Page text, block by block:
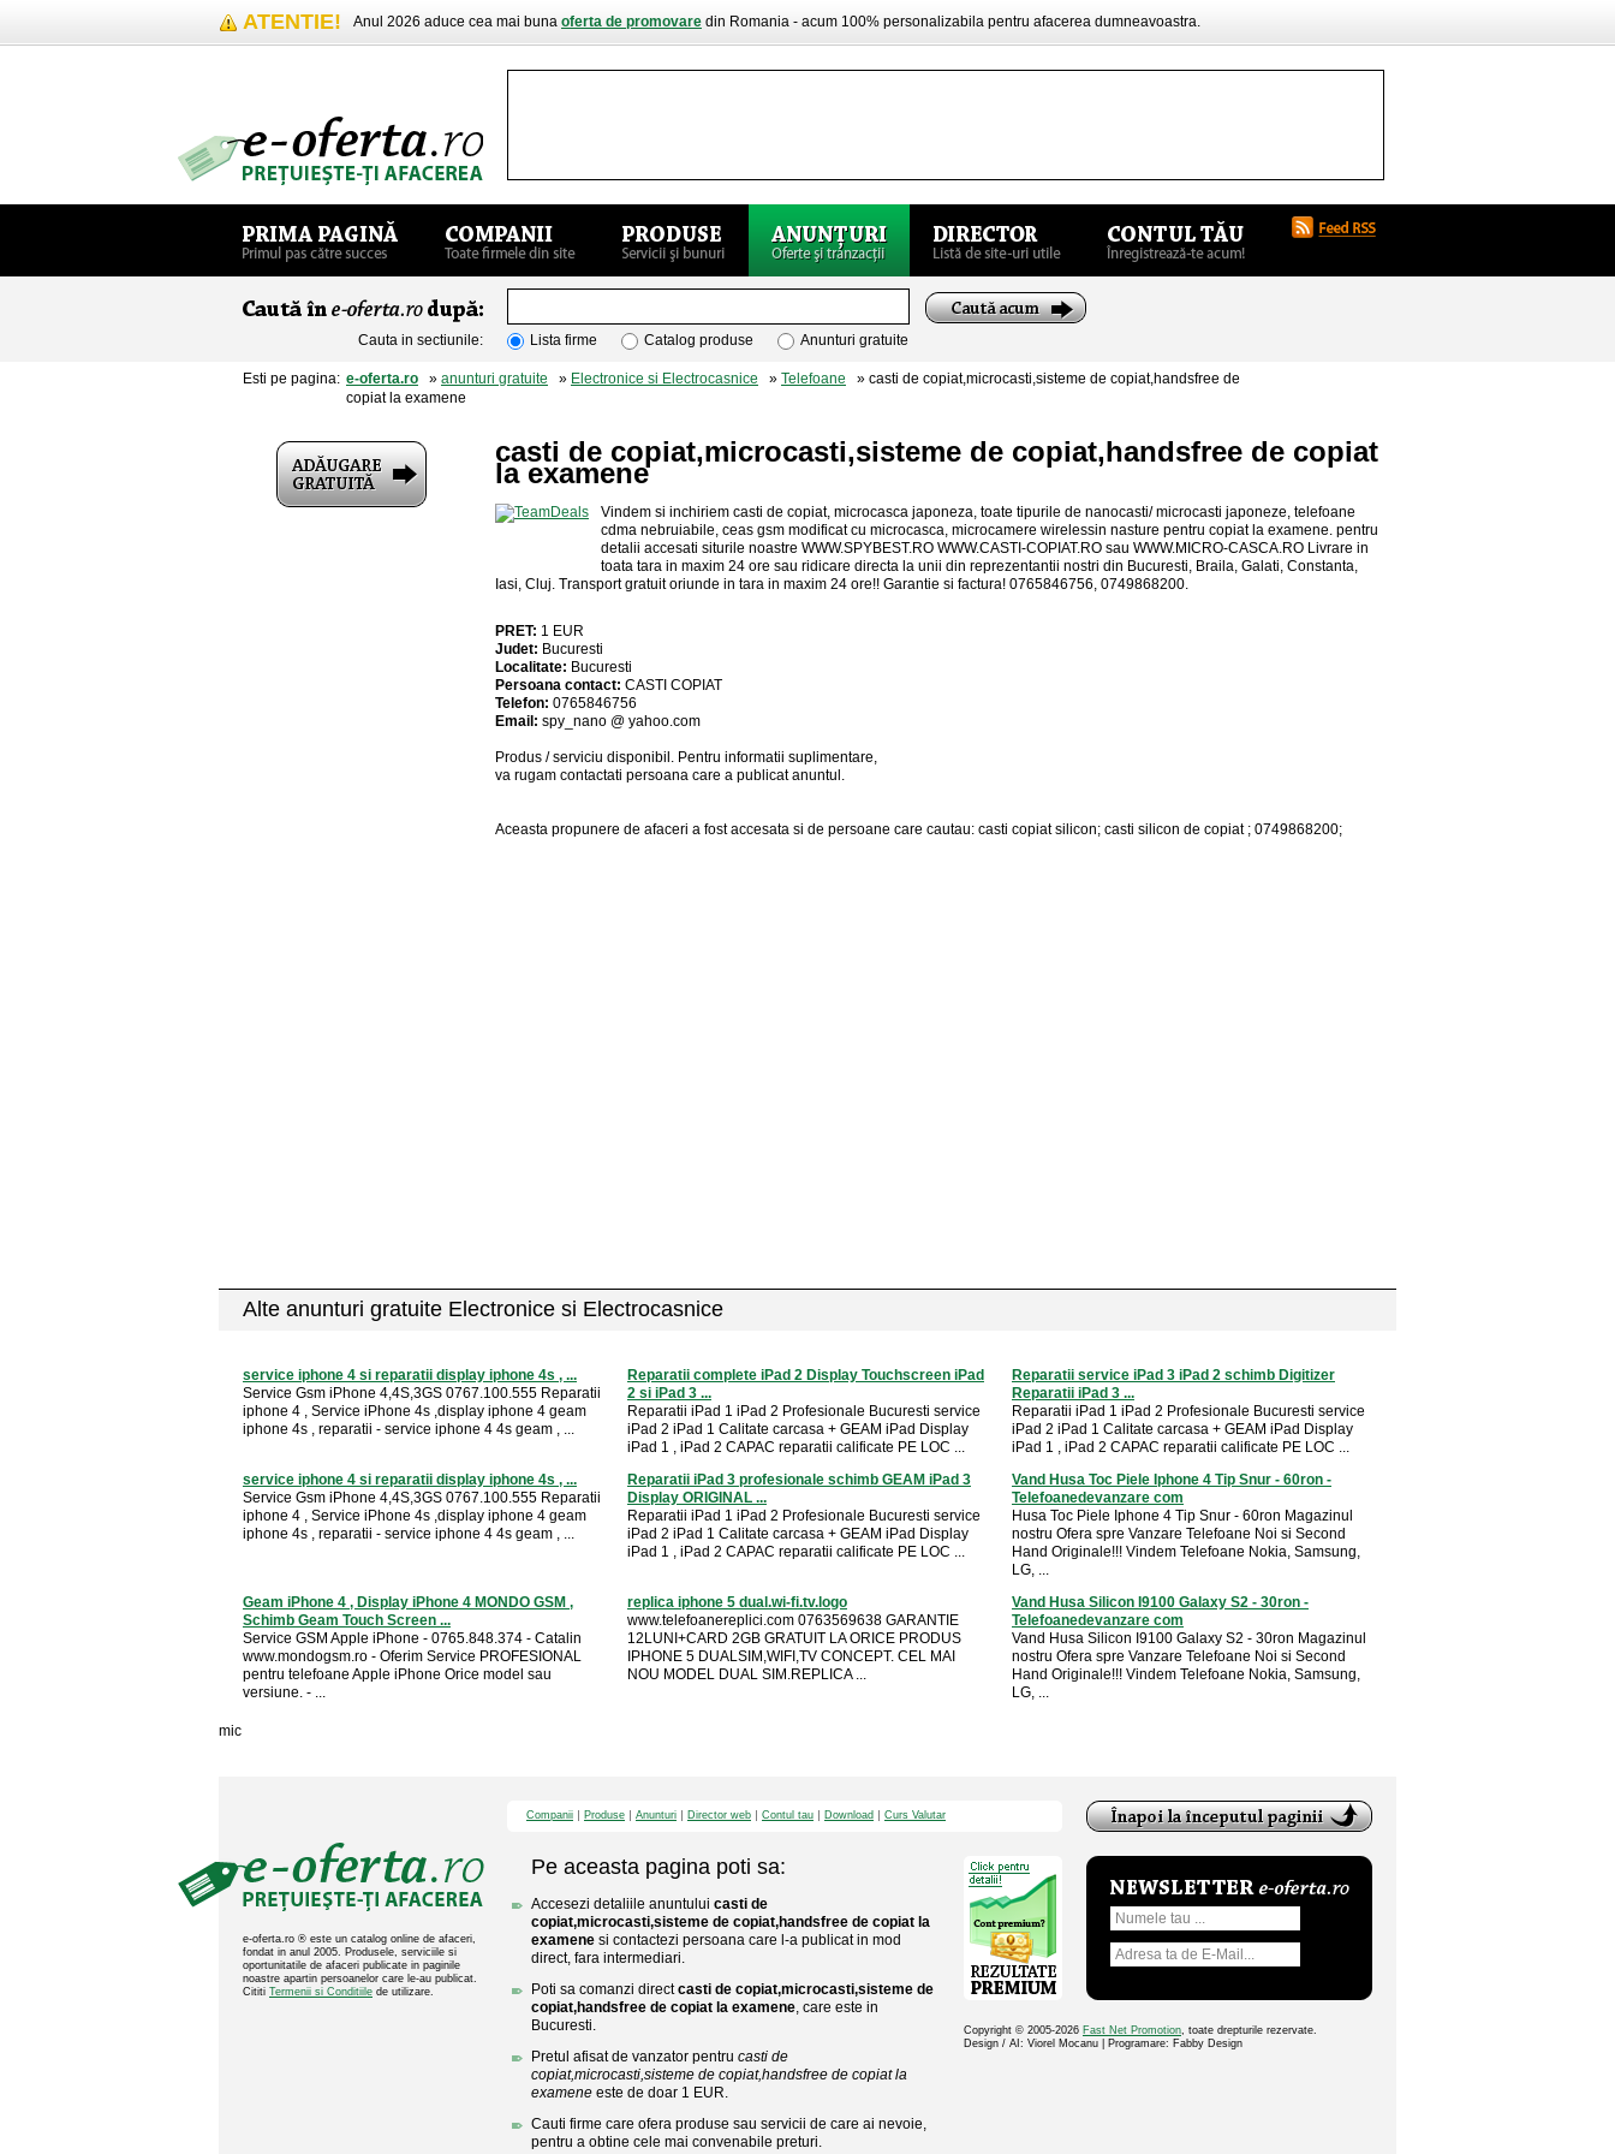
ATENTIE! Anul 2026 aduce cea mai buna oferta de promovare din Romania - acum 100% personalizabila pentru afacerea dumneavoastra.
Cauta in sectiunile: Lista firme Catalog produse Anunturi gratuite
Esti pe pagina: e-oferta.ro » anunturi gratuite » Electronice si Electrocasnice » Telefoane » casti de copiat,microcasti,sisteme de copiat,handsfree de
copiat la examene
casti de copiat,microcasti,sisteme de copiat,handsfree de copiat
la examene
Vindem si inchiriem casti de copiat, microcasca japoneza, toate tipurile de nanocasti/ microcasti japoneze, telefoane
cdma nebruiabile, ceas gsm modificat cu microcasca, microcamere wirelessin nasture pentru copiat la examene. pentru
detalii accesati siturile noastre WWW.SPYBEST.RO WWW.CASTI-COPIAT.RO sau WWW.MICRO-CASCA.RO Livrare in
toata tara in maxim 24 ore sau ridicare directa la unii din reprezentantii nostri din Bucuresti, Braila, Galati, Constanta,
Iasi, Cluj. Transport gratuit oriunde in tara in maxim 24 ore!! Garantie si factura! 0765846756, 0749868200.
PRET: 1 EUR
Judet: Bucuresti
Localitate: Bucuresti
Persoana contact: CASTI COPIAT
Telefon: 0765846756
Email: spy_nano @ yahoo.com
Produs / serviciu disponibil . Pentru informatii suplimentare,
va rugam contactati persoana care a publicat anuntul.
Aceasta propunere de afaceri a fost accesata si de persoane care cautau: casti copiat silicon; casti silicon de copiat ; 0749868200;
Alte anunturi gratuite Electronice si Electrocasnice
service iphone 4 si reparatii display iphone 4s , ...
Service Gsm iPhone 4,4S,3GS 0767.100.555 Reparatii
iphone 4 , Service iPhone 4s ,display iphone 4 geam
iphone 4s , reparatii - service iphone 4 4s geam , ...
Reparatii complete iPad 2 Display Touchscreen iPad
2 si iPad 3 ...
Reparatii iPad 1 iPad 2 Profesionale Bucuresti service
iPad 2 iPad 1 Calitate carcasa + GEAM iPad Display
iPad 1 , iPad 2 CAPAC reparatii calificate PE LOC ...
Reparatii service iPad 3 iPad 2 schimb Digitizer
Reparatii iPad 3 ...
Reparatii iPad 1 iPad 2 Profesionale Bucuresti service
iPad 2 iPad 1 Calitate carcasa + GEAM iPad Display
iPad 1 , iPad 2 CAPAC reparatii calificate PE LOC ...
service iphone 4 si reparatii display iphone 4s , ...
Service Gsm iPhone 4,4S,3GS 0767.100.555 Reparatii
iphone 4 , Service iPhone 4s ,display iphone 4 geam
iphone 4s , reparatii - service iphone 4 4s geam , ...
Reparatii iPad 3 profesionale schimb GEAM iPad 3
Display ORIGINAL ...
Reparatii iPad 1 iPad 2 Profesionale Bucuresti service
iPad 2 iPad 1 Calitate carcasa + GEAM iPad Display
iPad 1 , iPad 2 CAPAC reparatii calificate PE LOC ...
Vand Husa Toc Piele Iphone 4 Tip Snur - 60ron -
Telefoanedevanzare com
Husa Toc Piele Iphone 4 Tip Snur - 60ron Magazinul
nostru Ofera spre Vanzare Telefoane Noi si Second
Hand Originale!!! Vindem Telefoane Nokia, Samsung,
LG, ...
Geam iPhone 4 , Display iPhone 4 MONDO GSM ,
Schimb Geam Touch Screen ...
Service GSM Apple iPhone - 0765.848.374 - Catalin
www.mondogsm.ro - Oferim Service PROFESIONAL
pentru telefoane Apple iPhone Orice model sau
versiune. - ...
replica iphone 5 dual.wi-fi.tv.logo
www.telefoanereplici.com 0763569638 GARANTIE
12LUNI+CARD 2GB GRATUIT LA ORICE PRODUS
IPHONE 5 DUALSIM,WIFI,TV CONCEPT. CEL MAI
NOU MODEL DUAL SIM.REPLICA ...
Vand Husa Silicon I9100 Galaxy S2 - 30ron -
Telefoanedevanzare com
Vand Husa Silicon I9100 Galaxy S2 - 30ron Magazinul
nostru Ofera spre Vanzare Telefoane Noi si Second
Hand Originale!!! Vindem Telefoane Nokia, Samsung,
LG, ...
mic
e-oferta.ro ® este un catalog online de afaceri,
fondat in anul 2005. Produsele, serviciile si
oportunitatile de afaceri publicate in paginile
noastre apartin persoanelor care le-au publicat.
Cititi Termenii si Conditiile de utilizare.
Companii Produse Anunturi Director web Contul tau Download Curs Valutar
Pe aceasta pagina poti sa:
Accesezi detaliile anuntului casti de
copiat,microcasti,sisteme de copiat,handsfree de copiat la
examene si contactezi persoana care l-a publicat in mod
direct, fara intermediari.
Poti sa comanzi directcasti de copiat,microcasti,sisteme de
copiat,handsfree de copiat la examene, care este in
Bucuresti.
Pretul afisat de vanzator pentru casti de
copiat,microcasti,sisteme de copiat,handsfree de copiat la
examene este de doar 1 EUR.
Cauti firme care ofera produse sau servicii de care ai nevoie,
pentru a obtine cele mai convenabile preturi.
Copyright © 2005-2026 Fast Net Promotion, toate drepturile rezervate.
Design / AI: Viorel Mocanu | Programare: Fabby Design